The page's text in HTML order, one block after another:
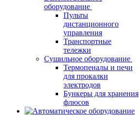
оборудование
Пульты
дистанционного
управления
Транспортные
тележки
Сушильное оборудование
Термопеналы и печи
для прокалки
электродов
Бункеры для хранения
флюсов